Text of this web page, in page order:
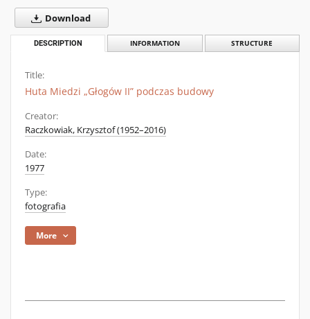
Download
DESCRIPTION INFORMATION STRUCTURE
Title:
Huta Miedzi „Głogów II” podczas budowy
Creator:
Raczkowiak, Krzysztof (1952–2016)
Date:
1977
Type:
fotografia
More